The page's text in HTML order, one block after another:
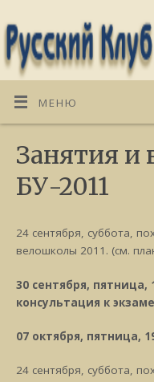
МЕНЮ
Занятия и
БУ-2011
24 сентября, суббота,
велошколы 2011. (см.
30 сентября,
консультация к
07 октября, пятница,
24 сентября, суббота,